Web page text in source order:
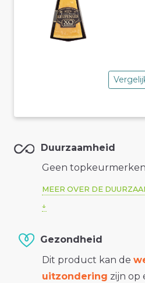
Duurzaamheid
Geen topkeurmerken
MEER OVER DE
Gezondheid
Dit product kan de
uitzondering zijn op